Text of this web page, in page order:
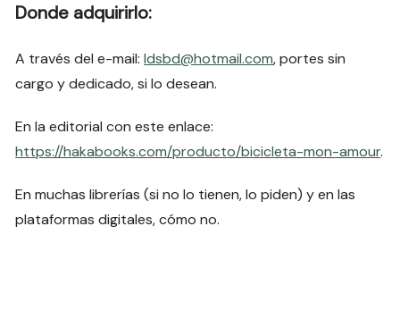
Donde adquirirlo:
A través del e-mail:ldsbd@hotmail.com, portes sin
cargo y dedicado, si lo desean.
En la editorial con este enlace:
https://hakabooks.com/producto/bicicleta-mon-amour.
En muchas librerías (si no lo tienen, lo piden) y en las
plataformas digitales, cómo no.